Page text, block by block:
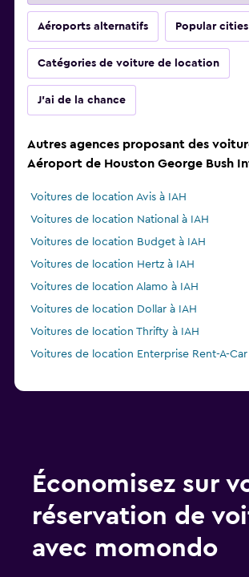
Aéroports alternatifs Popular cities
Catégories de voiture de location
J'ai de la chance
Autres agences proposant des
Aéroport de Houston George Bush
Voitures de location Avis à IAH
Voitures de location National à IAH
Voitures de location Budget à IAH
Voitures de location Hertz à IAH
Voitures de location Alamo à IAH
Voitures de location Dollar à IAH
Voitures de location Thrifty à IAH
Voitures de location Enterprise Rent-A-Car
Économisez sur
réservation de
avec momondo